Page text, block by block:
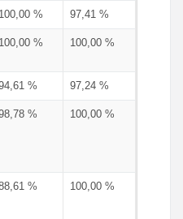
100,00 % 97,41 %
100,00 % 100,00 %
% 97,24 %
% 100,00 %
% 100,00 %